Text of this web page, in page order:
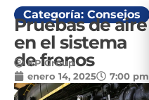
Categoría: Consejos
Pruebas de aire
en el sistema
de frenos
KP Group
enero 14, 2025
7:00 pm